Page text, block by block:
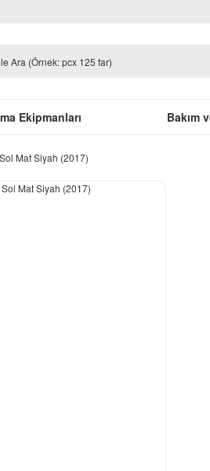
Ekipmanları Bakım
Mat Siyah (2017)